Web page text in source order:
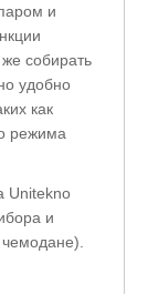
и
собирать
удобно
как
режима
Unitekno
и